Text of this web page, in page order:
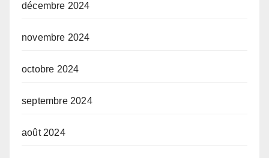
décembre 2024
novembre 2024
octobre 2024
septembre 2024
août 2024